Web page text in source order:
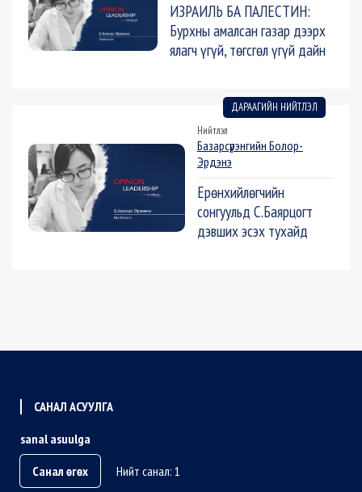
ИЗРАИЛЬ БА ПАЛЕСТИН:
Бурхны амалсан газар дээрх
ялагч үгүй, төгсгөл үгүй дайн
ДАРААГИЙН НИЙТЛЭЛ
Нийтлэл
Базарсүрэнгийн Болор-
Эрдэнэ
Ерөнхийлөгчийн
сонгуульд С.Баярцогт
дэвших эсэх тухайд
САНАЛ АСУУЛГА
sanal asuulga
Санал өгөх
Нийт санал: 1